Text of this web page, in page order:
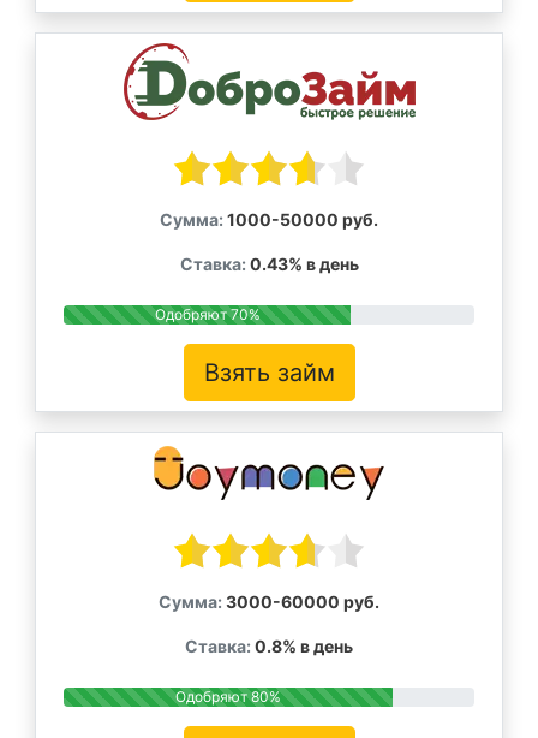
Сумма: 1000-50000 руб.
Ставка: 0.43% в день
Одобряют 70%
Взять займ
Сумма: 3000-60000 руб.
Ставка: 0.8% в день
Одобряют 80%